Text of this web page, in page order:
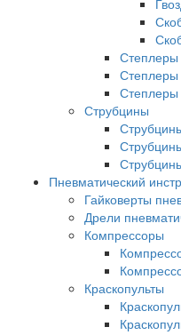
Степлеры
Степлеры
Струбцины
Пневматический
Гайковерты
Дрели
Компрессоры
Краскопульты